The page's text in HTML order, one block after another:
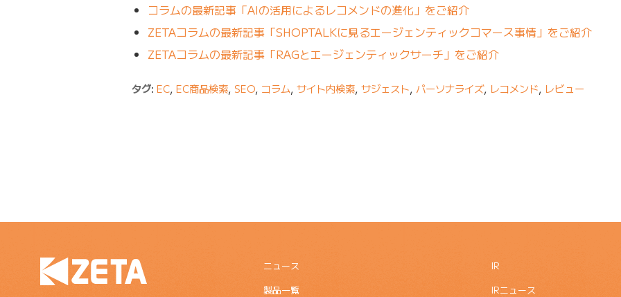
コラムの最新記事「AIの活用によるレコメンドの進化」をご紹介
ZETAコラムの最新記事「SHOPTALKに見るエージェンティックコマース事情」をご紹介
ZETAコラムの最新記事「RAGとエージェンティックサーチ」をご紹介
タグ: EC, EC商品検索, SEO, コラム, サイト内検索, サジェスト, パーソナライズ, レコメンド, レビュー
ニュース
製品一覧
IR
IRニュース